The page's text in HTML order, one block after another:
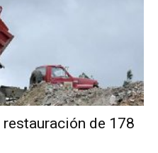
de 178